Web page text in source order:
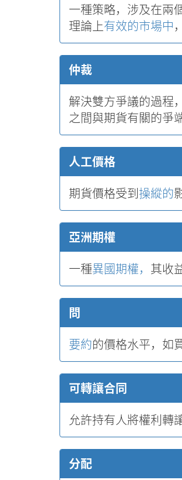
一種策略，涉及在兩
理論上有效的市場中
仲裁
解決雙方爭議的過程
之間與期貨有關的爭
人工價格
期貨價格受到操縱的
亞洲期權
一種異國期權， 其收
問
要約的價格水平，如
可轉讓合同
允許持有人將權利轉
分配